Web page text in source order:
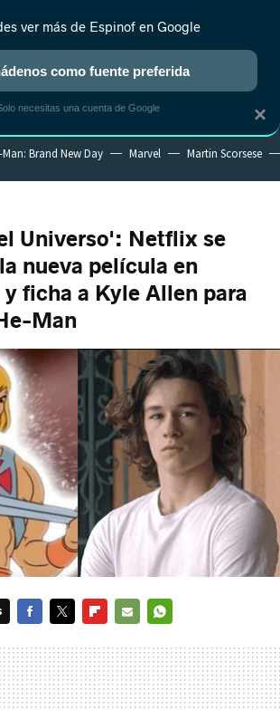
REALITY ANIME RANKINGS CINE
Man: Brand New Day Marvel Martin Scorsese
Universo': Netflix se
nueva película en
ficha a Kyle Allen para
Man
MAIL
×
ver más de Espinof en Google
como fuente preferida
necesitas una cuenta de Google